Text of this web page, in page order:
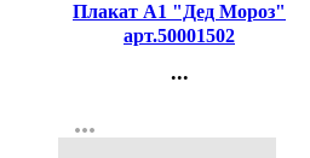
Плакат А1 "Дед Мороз"
арт.50001502
...
Регистрация
more_horiz